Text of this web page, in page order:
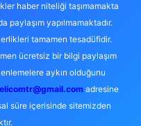
haber niteliği taşımamakta
paylaşım yapılmamaktadır.
tamamen tesadüfidir.
ücretsiz bir bilgi paylaşım
aykırı olduğunu
adresine
süre içerisinde sitemizden